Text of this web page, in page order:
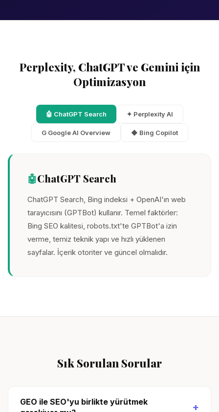
Perplexity, ChatGPT ve Gemini için
Optimizasyon
🤖 ChatGPT Search ✦ Perplexity AI
G Google AI Overview ◆ Bing Copilot
🤖ChatGPT Search
ChatGPT Search, Bing indeksi + OpenAI'ın web
tarayıcısını (GPTBot) kullanır. Temel faktörler:
Bing SEO kalitesi, robots.txt'te GPTBot'a izin
verme, temiz teknik yapı ve hızlı yüklenen
sayfalar. İçerik otoriter ve güncel olmalıdır.
Sık Sorulan Sorular
GEO ile SEO'yu birlikte yürütmek
+